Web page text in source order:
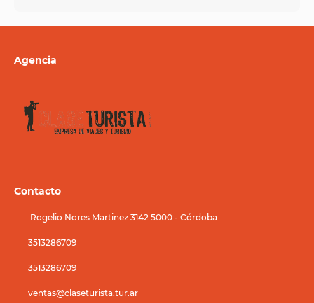
Agencia
Contacto
Rogelio Nores Martinez 3142 5000 - Córdoba
3513286709
3513286709
ventas@claseturista.tur.ar